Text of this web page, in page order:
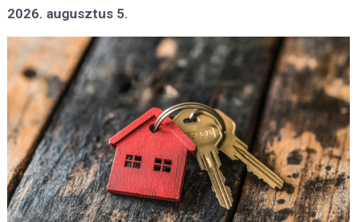
2026. augusztus 5.